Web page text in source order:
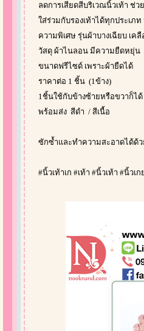
ลดการเสียดสีบริเวณนิ้วเท้า ช่ว
ใส่ร่วมกับรองเท้าได้ทุกประเภ
ความพิเศษ รุ่นผ้าบางเฉียบ เค
วัสดุ ผ้าไนลอน มีความยืดหยุ่น
ขนาดฟรีไซด์ เพราะผ้ายืดได้
ราคาต่อ 1 ชิ้น (1ข้าง)
1ชิ้นใช้กับข้างซ้ายหรือขวาก็ได้
พร้อมส่ง สีดำ / สีเนื้อ
ซักซ้ำและทำความสะอาดได้ด้
#นิ้วเท้าเก #เท้า #นิ้วเท้า #นิ้วเ